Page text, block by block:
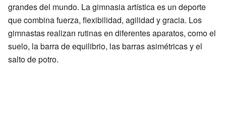
grandes del mundo. La gimnasia artística es un deporte
que combina fuerza, flexibilidad, agilidad y gracia. Los
gimnastas realizan rutinas en diferentes aparatos, como el
suelo, la barra de equilibrio, las barras asimétricas y el
salto de potro.